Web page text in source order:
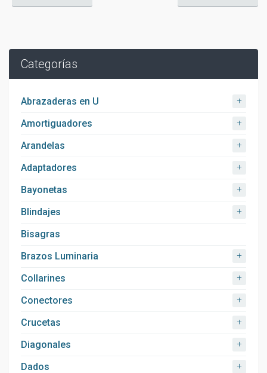
Categorías
Abrazaderas en U +
Amortiguadores +
Arandelas +
Adaptadores +
Bayonetas +
Blindajes +
Bisagras
Brazos Luminaria
+
Collarines +
Conectores +
Crucetas +
Diagonales +
Dados +